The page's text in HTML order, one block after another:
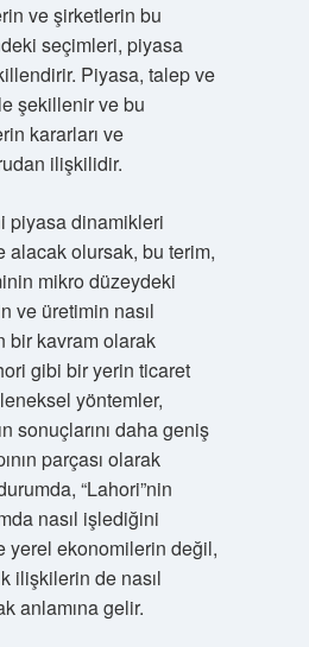
ve şirketlerin bu
seçimleri, piyasa
Piyasa, talep ve
şekillenir ve bu
kararları ve
ilişkilidir.
piyasa dinamikleri
alacak olursak, bu terim,
mikro düzeydeki
ve üretimin nasıl
bir kavram olarak
gibi bir yerin ticaret
yöntemler,
sonuçlarını daha geniş
parçası olarak
“Lahori”nin
nasıl işlediğini
yerel ekonomilerin değil,
ilişkilerin de nasıl
anlamına gelir.